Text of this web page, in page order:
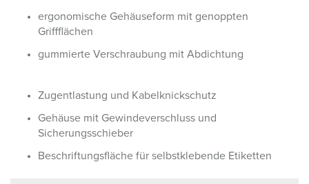
ergonomische Gehäuseform mit genoppten
Griffflächen
gummierte Verschraubung mit Abdichtung
Zugentlastung und Kabelknickschutz
Gehäuse mit Gewindeverschluss und
Sicherungsschieber
Beschriftungsfläche für selbstklebende Etiketten